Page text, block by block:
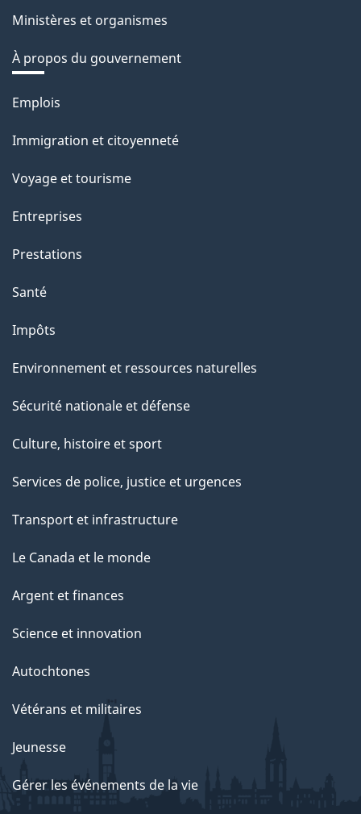
Ministères et organismes
À propos du gouvernement
Thèmes
sujets
Emplois
Immigration et citoyenneté
Voyage et tourisme
Entreprises
Prestations
Santé
Impôts
Environnement et ressources naturelles
Sécurité nationale et défense
Culture, histoire et sport
Services de police, justice et urgences
Transport et infrastructure
Le Canada et le monde
Argent et finances
Science et innovation
Autochtones
Vétérans et militaires
Jeunesse
Gérer les événements de la vie